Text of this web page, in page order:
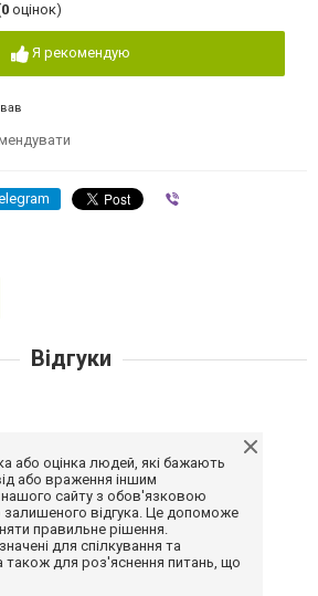
0 оцінок)
Я рекомендую
Відгуки
або оцінка людей, які бажають
або враження іншим
сайту з обов'язковою
залишеного відгука. Це допоможе
правильне рішення.
для спілкування та
також для роз'яснення питань, що